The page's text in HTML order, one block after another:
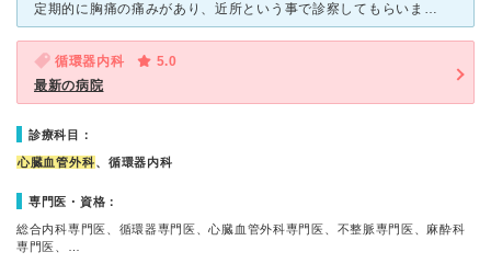
定期的に胸痛の痛みがあり、近所という事で診察してもらいました。 看護師・医師・検査師の方、皆さま本当に親切で、心配だった検査も安心して受けることができました。 待ち時間は少しありますが、病院内
循環器内科
5.0
最新の病院
診療科目：
心臓血管外科、循環器内科
専門医・資格：
総合内科専門医、循環器専門医、心臓血管外科専門医、不整脈専門医、麻酔科
専門医、…